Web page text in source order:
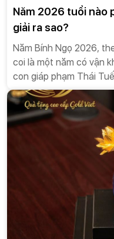
Năm 2026 tuổi nào
giải ra sao?
Năm Bính Ngọ 2026,
coi là một năm có vận
con giáp phạm Thái
tối cao cai quản vận
một người xung khắc,
với Địa Chi năm (Ngọ),
những biến động lớn